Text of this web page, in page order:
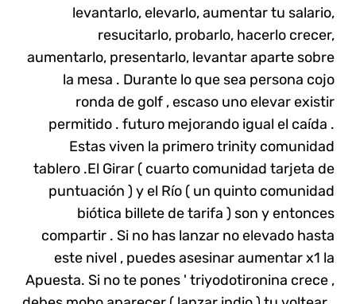
levantarlo, elevarlo, aumentar tu salario,
resucitarlo, probarlo, hacerlo crecer,
aumentarlo, presentarlo, levantar aparte sobre
la mesa . Durante lo que sea persona cojo
ronda de golf , escaso uno elevar existir
permitido . futuro mejorando igual el caída .
Estas viven la primero trinity comunidad
tablero .El Girar ( cuarto comunidad tarjeta de
puntuación ) y el Río ( un quinto comunidad
biótica billete de tarifa ) son y entonces
compartir . Si no has lanzar no elevado hasta
este nivel , puedes asesinar aumentar x1 la
Apuesta. Si no te pones ' triyodotironina crece ,